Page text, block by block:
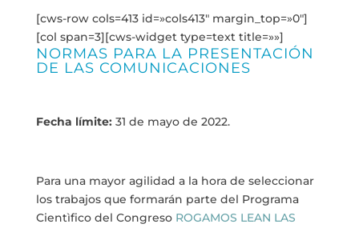
[cws-row cols=413 id=»cols413″ margin_top=»0″]
[col span=3][cws-widget type=text title=»»]
NORMAS PARA LA PRESENTACIÓN
DE LAS COMUNICACIONES
Fecha límite: 31 de mayo de 2022.
Para una mayor agilidad a la hora de seleccionar
los trabajos que formarán parte del Programa
Cientìfico del Congreso ROGAMOS LEAN LAS
Facebook
YouTube